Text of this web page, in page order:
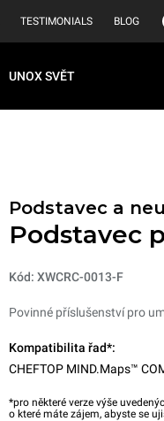
TESTIMONIALS BLOG
UNOX SVĚT
Podstavec a
Podstavec
Kód: XWCRC-0013-F
Povinné příslušenství pro
Kompatibilita řad*:
CHEFTOP MIND.Maps™
*pro některé verze výše
o které máte zájem, abyste se